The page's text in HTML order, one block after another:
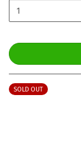
SOLD OUT